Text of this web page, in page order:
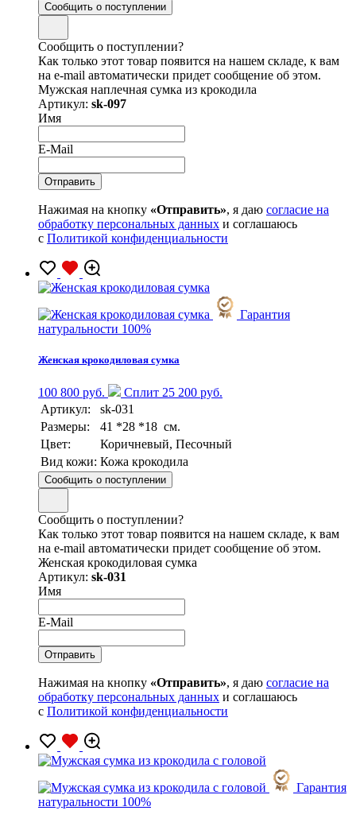
Сообщить о поступлении
Сообщить о поступлении?
Как только этот товар появится на нашем складе, к вам
на e-mail автоматически придет сообщение об этом.
Мужская наплечная сумка из крокодила
Артикул: sk-097
Имя
E-Mail
Нажимая на кнопку «Отправить», я даю согласие на
обработку персональных данных и соглашаюсь
с Политикой конфиденциальности
Гарантия
натуральности 100%
Женская крокодиловая сумка
100 800 руб.
Сплит 25 200 руб.
Артикул:
sk-031
Размеры:
41 *28 *18 см.
Цвет:
Коричневый, Песочный
Вид кожи: Кожа крокодила
Сообщить о поступлении
Сообщить о поступлении?
Как только этот товар появится на нашем складе, к вам
на e-mail автоматически придет сообщение об этом.
Женская крокодиловая сумка
Артикул: sk-031
Имя
E-Mail
Нажимая на кнопку «Отправить», я даю согласие на
обработку персональных данных и соглашаюсь
с Политикой конфиденциальности
Гарантия
натуральности 100%